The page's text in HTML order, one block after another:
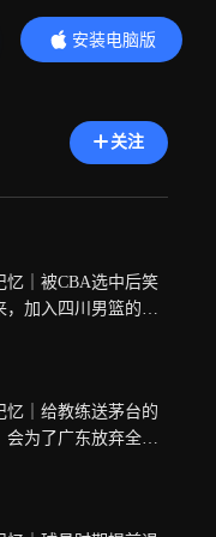
安装电脑版
内容更精彩
关注
忆｜被CBA选中后笑
，加入四川男篮的球
忆｜给教练送茅台的
会为了广东放弃全额